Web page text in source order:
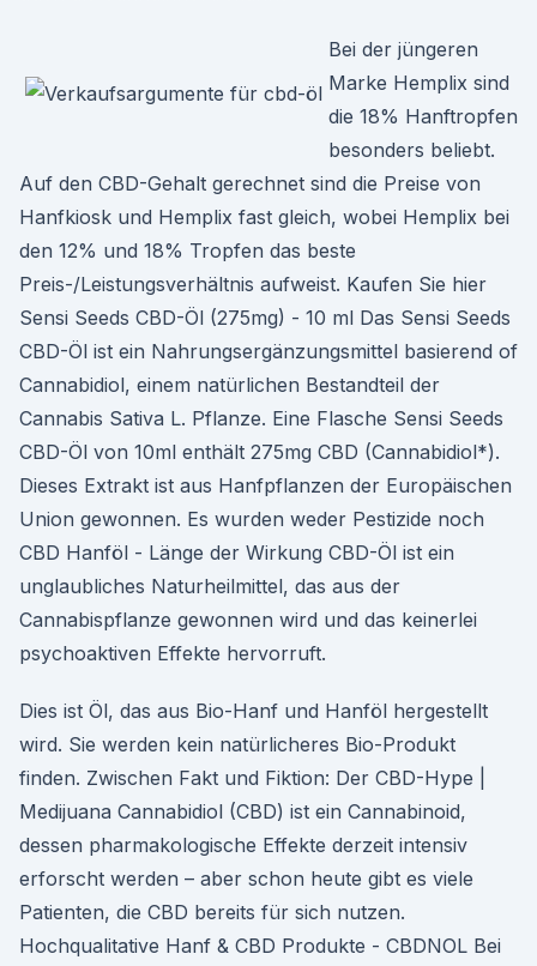
Bei der jüngeren
Marke Hemplix sind
die 18% Hanftropfen
besonders beliebt.
Auf den CBD-Gehalt gerechnet sind die Preise von
Hanfkiosk und Hemplix fast gleich, wobei Hemplix bei
den 12% und 18% Tropfen das beste
Preis-/Leistungsverhältnis aufweist. Kaufen Sie hier
Sensi Seeds CBD-Öl (275mg) - 10 ml Das Sensi Seeds
CBD-Öl ist ein Nahrungsergänzungsmittel basierend of
Cannabidiol, einem natürlichen Bestandteil der
Cannabis Sativa L. Pflanze. Eine Flasche Sensi Seeds
CBD-Öl von 10ml enthält 275mg CBD (Cannabidiol*).
Dieses Extrakt ist aus Hanfpflanzen der Europäischen
Union gewonnen. Es wurden weder Pestizide noch
CBD Hanföl - Länge der Wirkung CBD-Öl ist ein
unglaubliches Naturheilmittel, das aus der
Cannabispflanze gewonnen wird und das keinerlei
psychoaktiven Effekte hervorruft.
Dies ist Öl, das aus Bio-Hanf und Hanföl hergestellt
wird. Sie werden kein natürlicheres Bio-Produkt
finden. Zwischen Fakt und Fiktion: Der CBD-Hype |
Medijuana Cannabidiol (CBD) ist ein Cannabinoid,
dessen pharmakologische Effekte derzeit intensiv
erforscht werden – aber schon heute gibt es viele
Patienten, die CBD bereits für sich nutzen.
Hochqualitative Hanf & CBD Produkte - CBDNOL Bei